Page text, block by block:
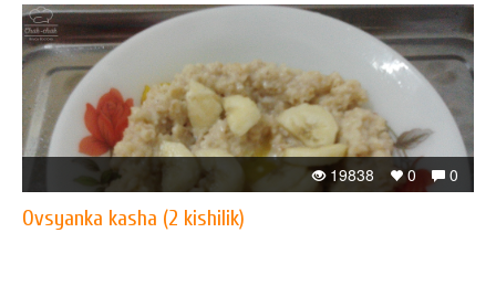
0
0
19838
Ovsyanka kasha (2 kishilik)